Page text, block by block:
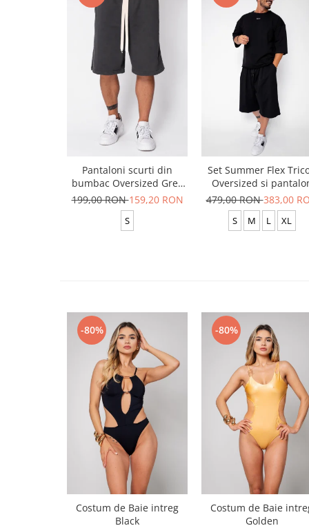
Pantaloni scurti din
bumbac Oversized Grey
Anthracite
199,00 RON159,20 RON
S
Set Summer Flex
Oversized si
scurt Baggy Black
479,00 RON383,00
S M L XL
-80%
Costum de Baie intreg
Black
-80%
Costum de Baie
Golden